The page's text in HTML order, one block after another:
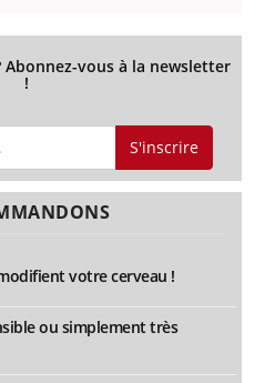
Abonnez-vous à la newsletter
!
S'inscrire
votre cerveau !
ou simplement très